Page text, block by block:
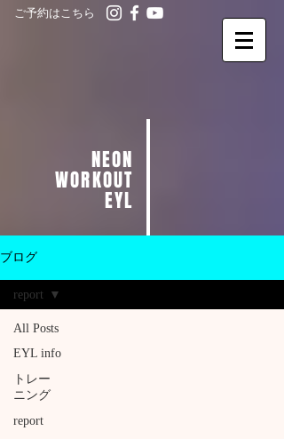
ご予約はこちら
NEON
WORKOUT
EYL
ブログ
All Posts
EYL info
トレー
ニング
report
report